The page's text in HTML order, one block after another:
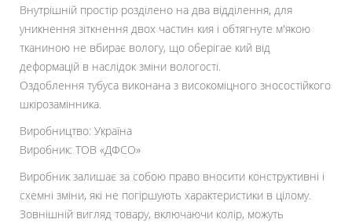
Внутрішній простір розділено на два відділення, для
уникнення зіткнення двох частин кия і обтягнуте м'якою
тканиною не вбирає вологу, що оберігае кий від
деформацій в наслідок зміни вологості.
Оздоблення тубуса виконана з високоміцного зносостійкого
шкірозамінника.
Виробництво: Україна
Виробник: ТОВ «ДФСО»
Виробник залишає за собою право вносити конструктивні і
схемні зміни, які не погіршують характеристики в цілому.
Зовнішній вигляд товару, включаючи колір, можуть